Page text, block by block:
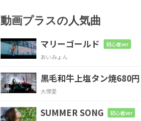
いいよ いいよ
Em D C D
動画プラスの人気曲
マリーゴールド 初心者ver
あいみょん
黒毛和牛上塩タン焼680円
大塚愛
SUMMER SONG 初心者ver